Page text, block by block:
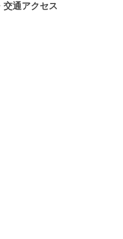
通アクセス